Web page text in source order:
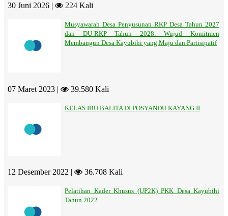
30 Juni 2026 | 224 Kali
Musyawarah Desa Penyusunan RKP Desa Tahun 2027
dan DU-RKP Tahun 2028: Wujud Komitmen
Membangun Desa Kayubihi yang Maju dan Partisipatif
07 Maret 2023 | 39.580 Kali
KELAS IBU BALITA DI POSYANDU KAYANG II
12 Desember 2022 | 36.708 Kali
Pelatihan Kader Khusus (UP2K) PKK Desa Kayubihi
Tahun 2022